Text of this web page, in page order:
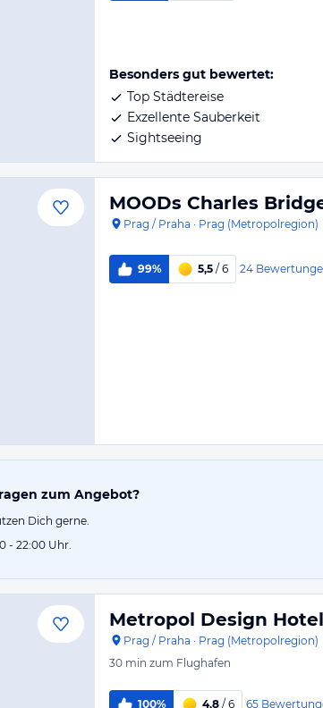
Besonders gut bewertet:
Top Städtereise
Exzellente Sauberkeit
Sightseeing
MOODs Charles
Prag / Praha · Prag (Metropolregion)
99% 5,5 / 6 24
zum Angebot?
Dich gerne.
- 22:00 Uhr.
Metropol Design
Prag / Praha · Prag (Metropolregion)
30 min zum Flughafen
100% 4,8 / 6 65